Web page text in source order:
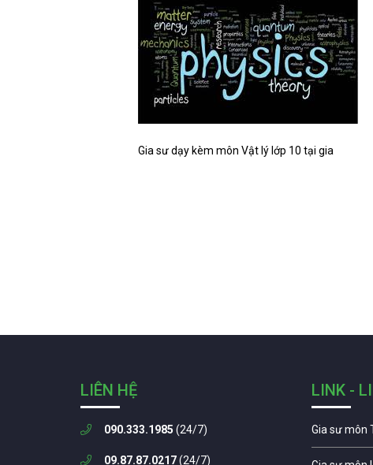
Gia sư dạy kèm môn Vật lý lớp 10 tại gia
LIÊN HỆ
090.333.1985 (24/7)
09.87.87.0217(24/7)
LINK -
Gia sư môn